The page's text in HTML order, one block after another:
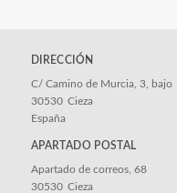
DIRECCIÓN
C/ Camino de Murcia, 3, bajo
30530 Cieza
España
APARTADO POSTAL
Apartado de correos, 68
30530 Cieza